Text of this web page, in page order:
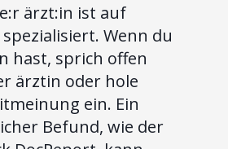
ärzt:in ist auf
Wenn du
hast, sprich offen
ärztin oder hole
ein. Ein
Befund, wie der